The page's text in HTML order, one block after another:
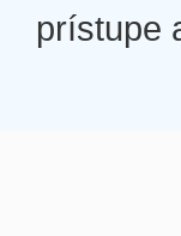
prístupe